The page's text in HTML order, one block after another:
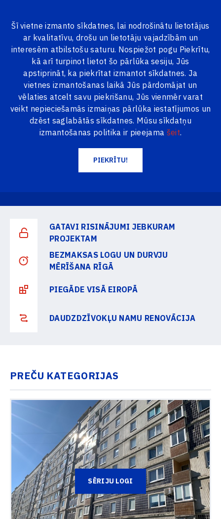
Šī vietne izmanto sīkdatnes, lai nodrošinātu lietotājus
ar kvalitatīvu, drošu un lietotāju vajadzībām un
interesēm atbilstošu saturu. Nospiežot pogu Piekrītu,
kā arī turpinot lietot šo pārlūka sesiju, Jūs
apstiprināt, ka piekrītat izmantot sīkdatnes. Ja
vietnes izmantošanas laikā Jūs pārdomājat un
vēlaties atcelt savu piekrišanu, Jūs vienmēr varat
veikt nepieciešamās izmaiņas pārlūka iestatījumos un
dzēst saglabātās sīkdatnes. Mūsu sīkdatņu
izmantošanas politika ir pieejama šeit.
PIEKRĪTU!
VISAS PRECES
Jūsu mājokļa siltumam un
GATAVI RISINĀJUMI JEBKURAM
PROJEKTAM
BEZMAKSAS LOGU UN DURVJU
MĒRĪŠANA RĪGĀ
PIEGĀDE VISĀ EIROPĀ
DAUDZDZĪVOKĻU NAMU RENOVĀCIJA
PREČU KATEGORIJAS
SĒRIJU LOGI